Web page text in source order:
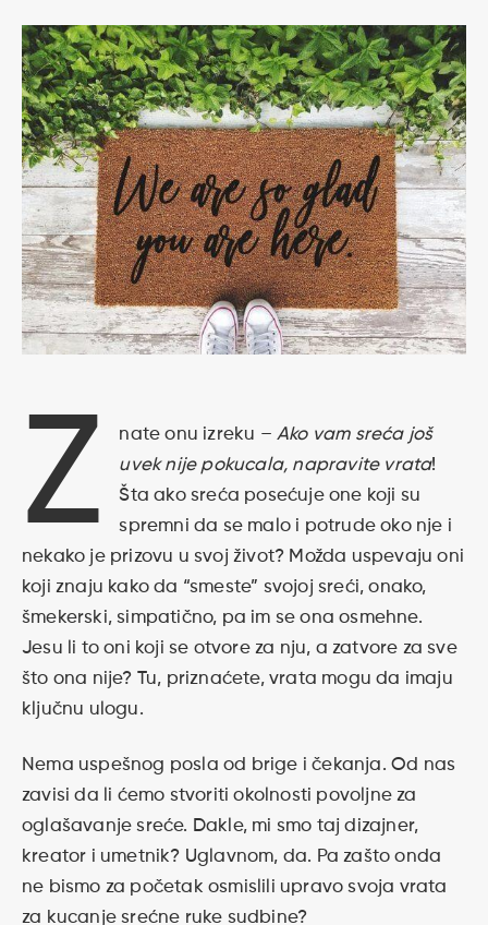
Z nate onu izreku – Ako vam sreća još
uvek nije pokucala, napravite vrata!
Šta ako sreća posećuje one koji su
spremni da se malo i potrude oko nje i
nekako je prizovu u svoj život? Možda uspevaju oni
koji znaju kako da “smeste” svojoj sreći, onako,
šmekerski, simpatično, pa im se ona osmehne.
Jesu li to oni koji se otvore za nju, a zatvore za sve
što ona nije? Tu, priznaćete, vrata mogu da imaju
ključnu ulogu.
Nema uspešnog posla od brige i čekanja. Od nas
zavisi da li ćemo stvoriti okolnosti povoljne za
oglašavanje sreće. Dakle, mi smo taj dizajner,
kreator i umetnik? Uglavnom, da. Pa zašto onda
ne bismo za početak osmislili upravo svoja vrata
za kucanje srećne ruke sudbine?